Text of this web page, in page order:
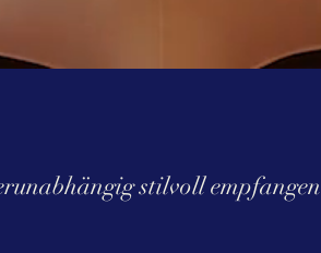
stilvoll empfangen